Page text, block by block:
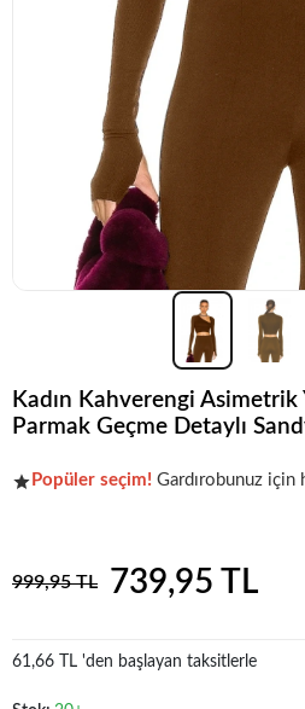
Kadın Kahverengi
Parmak Geçme Detaylı
Koleksiyonunen sevilen
Popüler seçim! Gardırobunuz için
999,95 TL 739,95 TL
61,66 TL 'den başlayan taksitlerle